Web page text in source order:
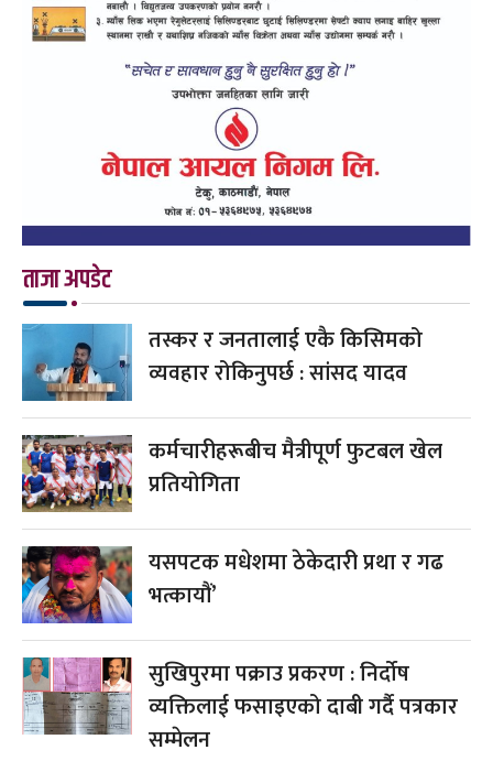
ताजा अपडेट
तस्कर र जनतालाई एकै किसिमको
व्यवहार रोकिनुपर्छ : सांसद यादव
कर्मचारीहरूबीच मैत्रीपूर्ण फुटबल खेल
प्रतियोगिता
यसपटक मधेशमा ठेकेदारी प्रथा र गढ
भत्कायौं’
सुखिपुरमा पक्राउ प्रकरण : निर्दोष
व्यक्तिलाई फसाइएको दाबी गर्दै पत्रकार
सम्मेलन